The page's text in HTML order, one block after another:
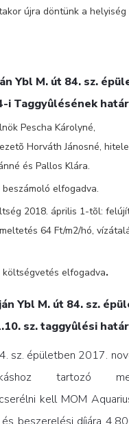
újra döntünk a helyiség
Ybl M. út 84. sz.
i Taggyûlésének
Pescha Károlyné,
Horváth Jánosné,
és Pallos Klára.
elfogadva.
2018. április 1-tõl:
64 Ft/m2/hó,
költségvetés elfogadva.
Ybl M. út 84. sz.
sz. taggyûlési
sz. épületben 2017.
tartozó
kell MOM